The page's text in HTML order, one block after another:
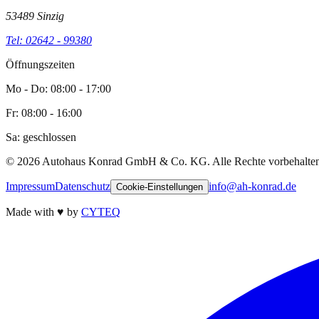
53489 Sinzig
Tel: 02642 - 99380
Öffnungszeiten
Mo - Do: 08:00 - 17:00
Fr: 08:00 - 16:00
Sa: geschlossen
© 2026 Autohaus Konrad GmbH & Co. KG. Alle Rechte
ImpressumDatenschutz Cookie-Einstellungen info@ah-konrad.de
Made with ♥ by CYTEQ